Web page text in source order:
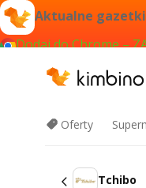
Aktualne
Dodaj do Chrome –
Oferty
Tchibo